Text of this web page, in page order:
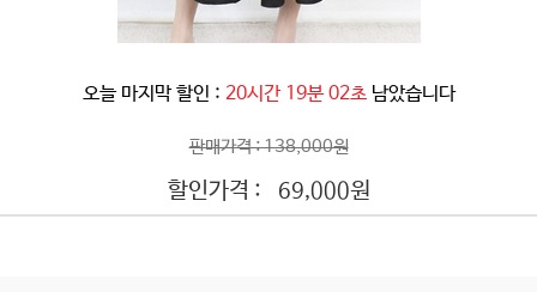
오늘 마지막 할인 : 20시간 19분 00초 남았습니다
판매가격 : 138,000원
할인가격 : 69,000원